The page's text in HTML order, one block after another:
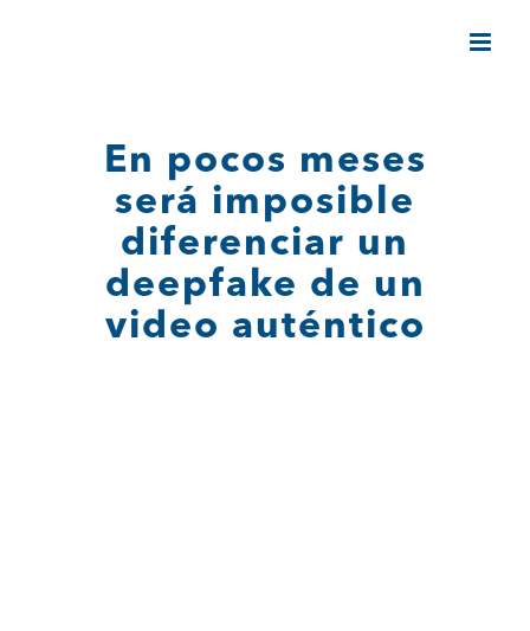
En pocos meses
será imposible
diferenciar un
deepfake de un
video auténtico